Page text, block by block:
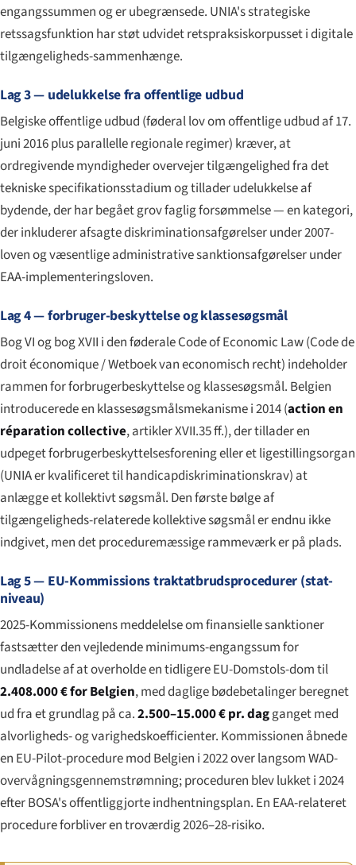
engangssummen og er ubegrænsede. UNIA's strategiske
retssagsfunktion har støt udvidet retspraksiskorpusset i digitale
tilgængeligheds-sammenhænge.
Lag 3 — udelukkelse fra offentlige udbud
Belgiske offentlige udbud (føderal lov om offentlige udbud af 17.
juni 2016 plus parallelle regionale regimer) kræver, at
ordregivende myndigheder overvejer tilgængelighed fra det
tekniske specifikationsstadium og tillader udelukkelse af
bydende, der har begået grov faglig forsømmelse — en kategori,
der inkluderer afsagte diskriminationsafgørelser under 2007-
loven og væsentlige administrative sanktionsafgørelser under
EAA-implementeringsloven.
Lag 4 — forbruger-beskyttelse og klassesøgsmål
Bog VI og bog XVII i den føderale Code of Economic Law (Code de
droit économique/Wetboek van economisch recht) indeholder
rammen for forbrugerbeskyttelse og klassesøgsmål. Belgien
introducerede en klassesøgsmålsmekanisme i 2014 (action en
réparation collective, artikler XVII.35 ff.), der tillader en
udpeget forbrugerbeskyttelsesforening eller et ligestillingsorgan
(UNIA er kvalificeret til handicapdiskriminationskrav) at
anlægge et kollektivt søgsmål. Den første bølge af
tilgængeligheds-relaterede kollektive søgsmål er endnu ikke
indgivet, men det proceduremæssige rammeværk er på plads.
Lag 5 — EU-Kommissions traktatbrudsprocedurer (stat-
niveau)
2025-Kommissionens meddelelse om finansielle sanktioner
fastsætter den vejledende minimums-engangssum for
undladelse af at overholde en tidligere EU-Domstols-dom til
2.408.000 € for Belgien, med daglige bødebetalinger beregnet
ud fra et grundlag på ca.2.500–15.000 € pr. dagganget med
alvorligheds- og varighedskoefficienter. Kommissionen åbnede
en EU-Pilot-procedure mod Belgien i 2022 over langsom WAD-
overvågningsgennemstrømning; proceduren blev lukket i 2024
efter BOSA's offentliggjorte indhentningsplan. En EAA-relateret
procedure forbliver en troværdig 2026–28-risiko.